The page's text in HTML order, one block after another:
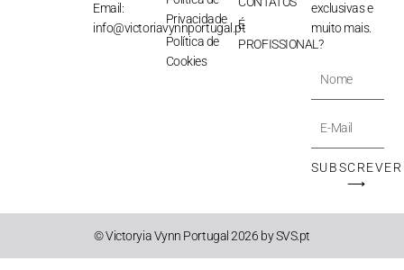
Email:
info@victoriavynnportugal.pt
Privacidade
Política de
Cookies
É
PROFISSIONAL?
exclusivas e
muito mais.
Nome
E-
Mail
SUBSCREVER
⟶
© Victoryia Vynn Portugal 2026 by SVS.pt